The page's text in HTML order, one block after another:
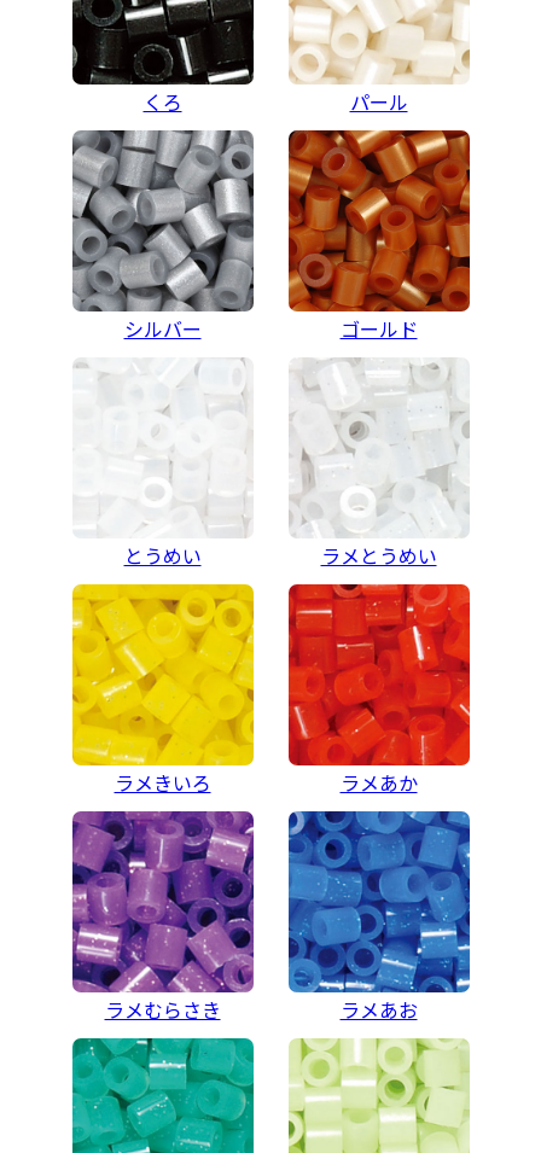
くろ パール
シルバー ゴールド
とうめい ラメとうめい
ラメきいろ ラメあか
ラメむらさき ラメあお